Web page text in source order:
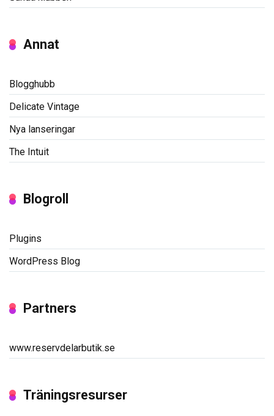
Annat
Blogghubb
Delicate Vintage
Nya lanseringar
The Intuit
Blogroll
Plugins
WordPress Blog
Partners
www.reservdelarbutik.se
Träningsresurser